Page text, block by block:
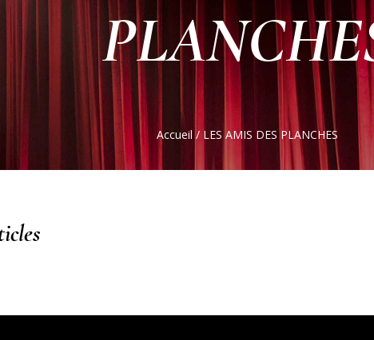
Accueil / LES AMIS DES PLANCHES